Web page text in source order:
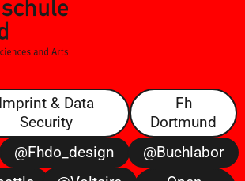
Imprint & Data
Security
Fh
Dortmund
@fhdo_design
@buchlabor